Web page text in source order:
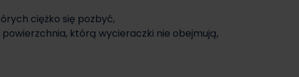
ciężko się pozbyć,
którą wycieraczki nie obejmują,